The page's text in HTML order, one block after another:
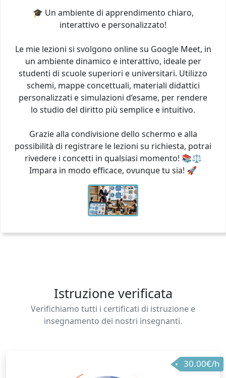
🎓 Un ambiente di apprendimento chiaro,
interattivo e personalizzato!
Le mie lezioni si svolgono online su Google Meet, in
un ambiente dinamico e interattivo, ideale per
studenti di scuole superiori e universitari. Utilizzo
schemi, mappe concettuali, materiali didattici
personalizzati e simulazioni d’esame, per rendere
lo studio del diritto più semplice e intuitivo.
Grazie alla condivisione dello schermo e alla
possibilità di registrare le lezioni su richiesta, potrai
rivedere i concetti in qualsiasi momento! 📚⚖️
Impara in modo efficace, ovunque tu sia! 🚀
Istruzione verificata
Verifichiamo tutti i certificati di istruzione e
insegnamento dei nostri insegnanti.
30.00€/h